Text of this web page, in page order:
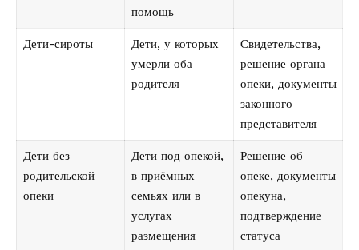
помощь
Дети-сироты
Дети, у которых
умерли оба
родителя
Свидетельства,
решение органа
опеки, документы
законного
представителя
Дети без
родительской
опеки
Дети под опекой,
в приёмных
семьях или в
услугах
размещения
Решение об
опеке, документы
опекуна,
подтверждение
статуса